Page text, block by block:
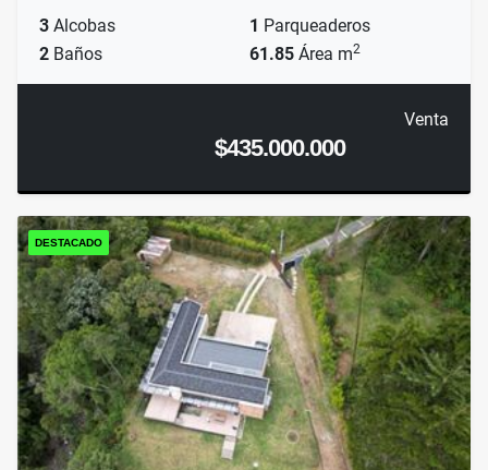
3 Alcobas 1 Parqueaderos
2 Baños 61.85 Área m2
Venta
$435.000.000
DESTACADO